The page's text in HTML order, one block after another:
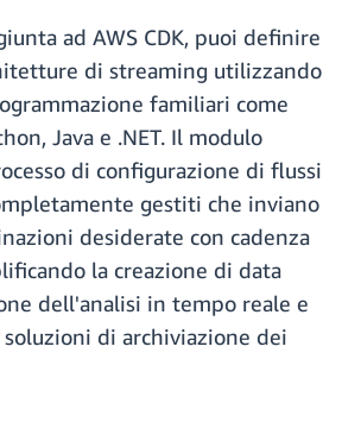
ad AWS CDK, puoi definire
di streaming utilizzando
familiari come
Java e .NET. Il modulo
di configurazione di flussi
gestiti che inviano
desiderate con cadenza
la creazione di data
dell'analisi in tempo reale e
di archiviazione dei